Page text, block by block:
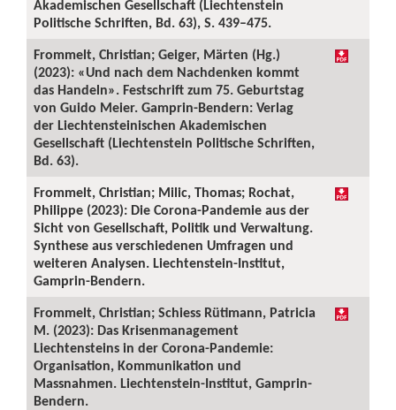
Akademischen Gesellschaft (Liechtenstein
Politische Schriften, Bd. 63), S. 439–475.
Frommelt, Christian; Geiger, Märten (Hg.)
(2023): «Und nach dem Nachdenken kommt
das Handeln». Festschrift zum 75. Geburtstag
von Guido Meier. Gamprin-Bendern: Verlag
der Liechtensteinischen Akademischen
Gesellschaft (Liechtenstein Politische Schriften,
Bd. 63).
Frommelt, Christian; Milic, Thomas; Rochat,
Philippe (2023): Die Corona-Pandemie aus der
Sicht von Gesellschaft, Politik und Verwaltung.
Synthese aus verschiedenen Umfragen und
weiteren Analysen. Liechtenstein-Institut,
Gamprin-Bendern.
Frommelt, Christian; Schiess Rütimann, Patricia
M. (2023): Das Krisenmanagement
Liechtensteins in der Corona-Pandemie:
Organisation, Kommunikation und
Massnahmen. Liechtenstein-Institut, Gamprin-
Bendern.